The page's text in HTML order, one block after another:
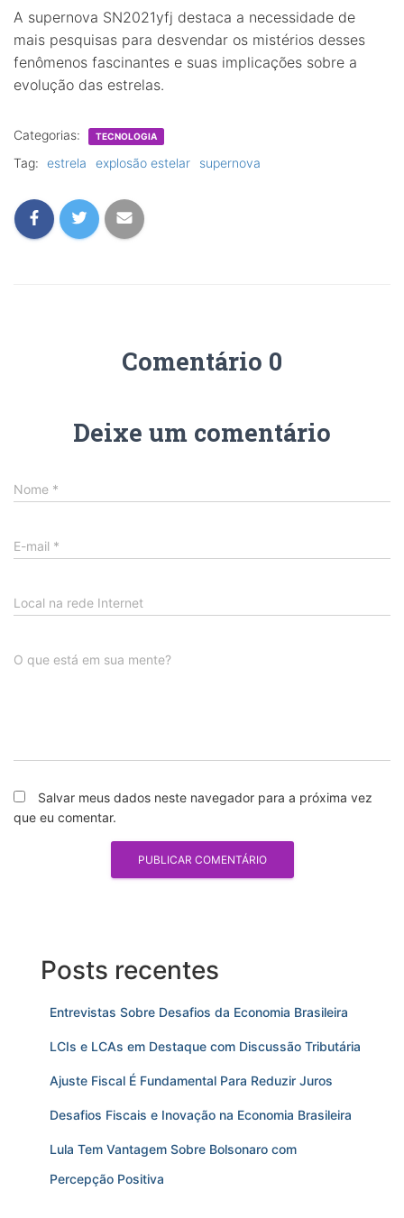
A supernova SN2021yfj destaca a necessidade de
mais pesquisas para desvendar os mistérios desses
fenômenos fascinantes e suas implicações sobre a
evolução das estrelas.
Categorias: TECNOLOGIA
Tag: estrela explosão estelar supernova
Comentário 0
Deixe um comentário
Nome *
E-mail *
Local na rede Internet
O que está em sua mente?
Salvar meus dados neste navegador para a próxima vez
que eu comentar.
Posts recentes
Entrevistas Sobre Desafios da Economia Brasileira
LCIs e LCAs em Destaque com Discussão Tributária
Ajuste Fiscal É Fundamental Para Reduzir Juros
Desafios Fiscais e Inovação na Economia Brasileira
Lula Tem Vantagem Sobre Bolsonaro com
Percepção Positiva